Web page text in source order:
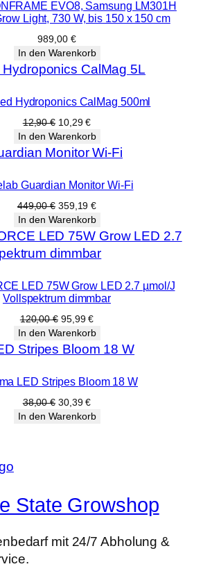
EVO8, Samsung LM301H
Light, 730 W, bis 150 x 150 cm
989,00 €
In den Warenkorb
Hydroponics CalMag 500ml
12,90€ Ursprünglicher
Preis
war:
12,90 €
10,29€Aktueller
Preis
ist:
10,29 €.
In den Warenkorb
Guardian Monitor Wi-Fi
449,00€ Ursprünglicher
Preis
war:
449,00 €
359,19€Aktueller
Preis
ist:
359,19 €.
In den Warenkorb
LED 75W Grow LED 2.7 µmol/J
Vollspektrum dimmbar
120,00€ Ursprünglicher
Preis
war:
120,00 €
95,99€Aktueller
Preis
ist:
95,99 €.
In den Warenkorb
LED Stripes Bloom 18 W
38,00€ Ursprünglicher
Preis
30,39€Aktueller
Preis
In den Warenkorb
State Growshop
mit 24/7 Abholung &